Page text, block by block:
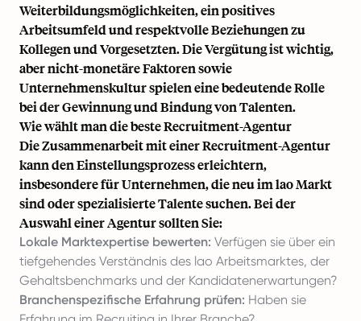
Weiterbildungsmöglichkeiten, ein positives
Arbeitsumfeld und respektvolle Beziehungen zu
Kollegen und Vorgesetzten. Die Vergütung ist wichtig,
aber nicht-monetäre Faktoren sowie
Unternehmenskultur spielen eine bedeutende Rolle
bei der Gewinnung und Bindung von Talenten.
Wie wählt man die beste Recruitment-Agentur
Die Zusammenarbeit mit einer Recruitment-Agentur
kann den Einstellungsprozess erleichtern,
insbesondere für Unternehmen, die neu im lao Markt
sind oder spezialisierte Talente suchen. Bei der
Auswahl einer Agentur sollten Sie:
Lokale Marktexpertise bewerten: Verfügen sie über ein
tiefgehendes Verständnis des lao Arbeitsmarktes, der
Gehaltsbenchmarks und der Kandidatenerwartungen?
Branchenspezifische Erfahrung prüfen: Haben sie